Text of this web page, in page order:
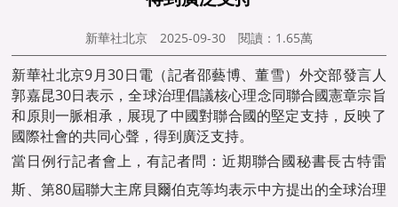
新華社北京 2025-09-30 閱讀： 1.65萬
新華社北京9月30日電（記者邵藝博、董雪）外交部發言人
郭嘉昆30日表示，全球治理倡議核心理念同聯合國憲章宗旨
和原則一脈相承，展現了中國對聯合國的堅定支持，反映了
國際社會的共同心聲，得到廣泛支持。
當日例行記者會上，有記者問：近期聯合國秘書長古特雷
斯、第80屆聯大主席貝爾伯克等均表示中方提出的全球治理